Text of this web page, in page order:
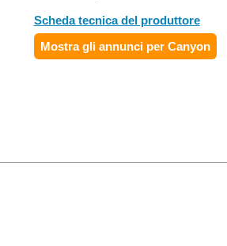
Scheda tecnica del produttore
Mostra gli annunci per Canyon